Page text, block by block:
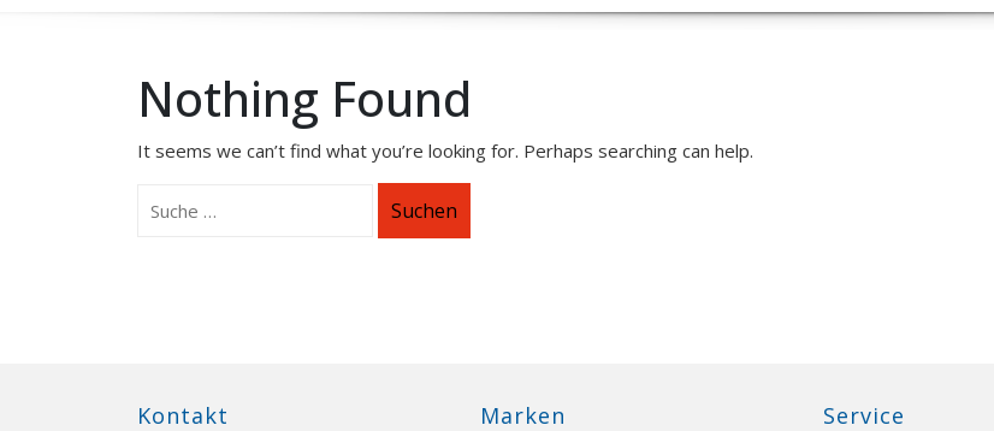
Nothing Found
It seems we can’t find what you’re looking for. Perhaps searching can help.
Suchen
Kontakt Marken Service